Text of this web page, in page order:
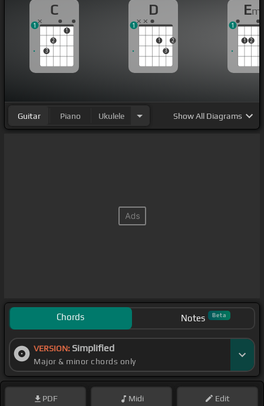
[B]
estás en alta mar[B]y has perdido
[Em]
tu yumbo
C
3
2
1
1
D
1
3
2
1
Em
1 2
1
Guitar Piano Ukulele ShowAll Diagrams
Chords Notes Beta
VERSION: Simplified
Major & minor chords only
PDF Midi Edit